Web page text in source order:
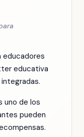
educadores
educativa
uno de los
pueden